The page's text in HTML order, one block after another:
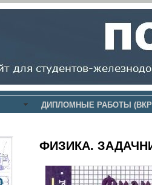
ДИПЛОМНЫЕ РАБОТЫ
ФИЗИКА.